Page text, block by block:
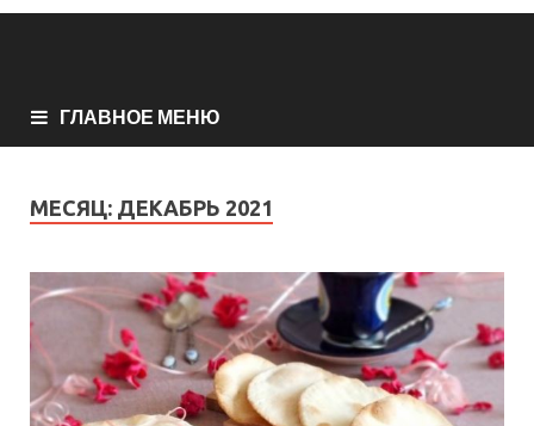
ГЛАВНОЕ МЕНЮ
МЕСЯЦ: ДЕКАБРЬ 2021